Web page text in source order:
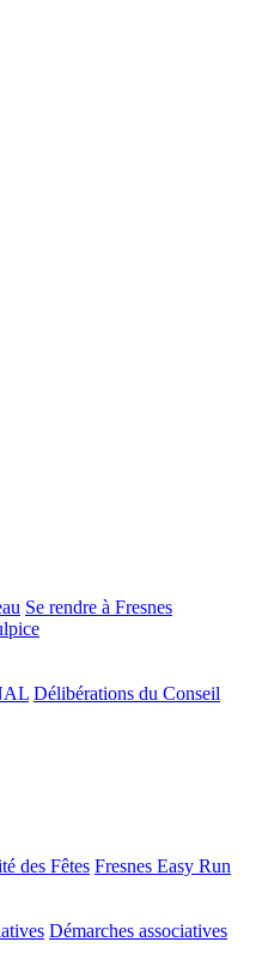
Se rendre à Fresnes
Délibérations du Conseil
des Fêtes Fresnes Easy Run
Démarches associatives